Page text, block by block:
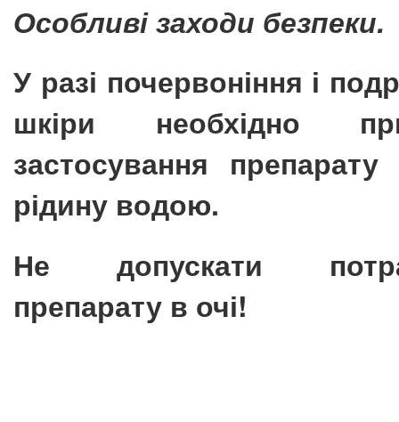
Особливі заходи безпеки.
У разі почервоніння і
шкіри необхідно
застосування
рідину водою.
Не допускати
препарату в очі!